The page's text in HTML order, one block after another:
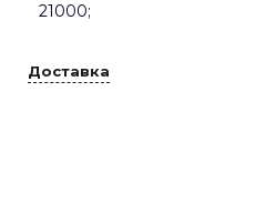
21000;
Доставка